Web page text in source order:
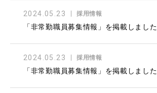
2024.05.23 採用情報
「非常勤職員募集情報」を掲載しました
2024.05.23 採用情報
「非常勤職員募集情報」を掲載しました